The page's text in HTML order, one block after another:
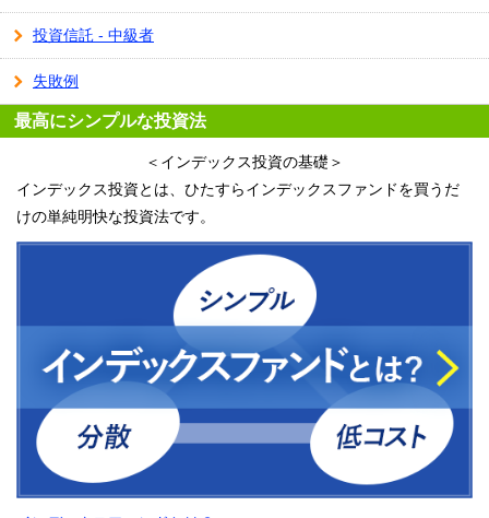
投資信託 - 中級者
失敗例
最高にシンプルな投資法
＜インデックス投資の基礎＞
インデックス投資とは、ひたすらインデックスファンドを買うだ
けの単純明快な投資法です。